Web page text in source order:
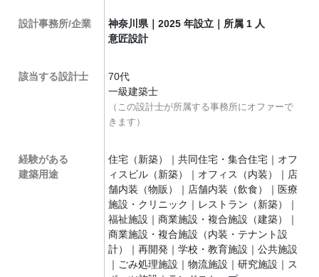
設計事務所/企業
神奈川県｜2025 年設立｜所属 1 人
意匠設計
該当する設計士
70代
一級建築士
（この設計士が所属する事務所にオファーで
きます）
経験がある
建築用途
住宅（新築）｜共同住宅・集合住宅｜オフ
ィスビル（新築）｜オフィス（内装）｜店
舗内装（物販）｜店舗内装（飲食）｜医療
施設・クリニック｜レストラン（新築）｜
福祉施設｜商業施設・複合施設（建築）｜
商業施設・複合施設（内装・テナント設
計）｜再開発｜学校・教育施設｜公共施設
｜ごみ処理施設｜物流施設｜研究施設｜ス